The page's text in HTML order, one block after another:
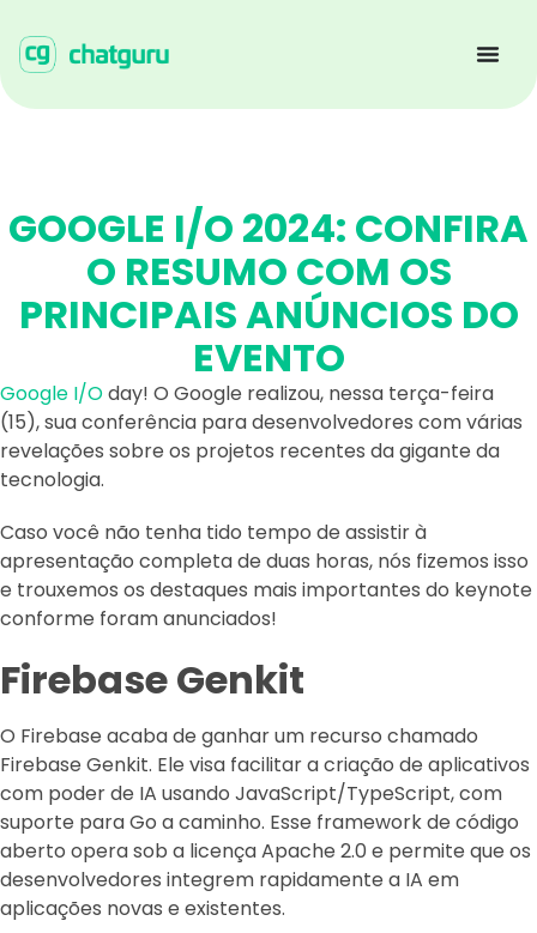
GOOGLE I/O 2024: CONFIRA
O RESUMO COM OS
PRINCIPAIS ANÚNCIOS DO
EVENTO
Google I/Oday! O Google realizou, nessa terça-feira
(15), sua conferência para desenvolvedores com várias
revelações sobre os projetos recentes da gigante da
tecnologia.
Caso você não tenha tido tempo de assistir à
apresentação completa de duas horas, nós fizemos isso
e trouxemos os destaques mais importantes do keynote
conforme foram anunciados!
Firebase Genkit
O Firebase acaba de ganhar um recurso chamado
Firebase Genkit. Ele visa facilitar a criação de aplicativos
com poder de IA usando JavaScript/TypeScript, com
suporte para Go a caminho. Esse framework de código
aberto opera sob a licença Apache 2.0 e permite que os
desenvolvedores integrem rapidamente a IA em
aplicações novas e existentes.